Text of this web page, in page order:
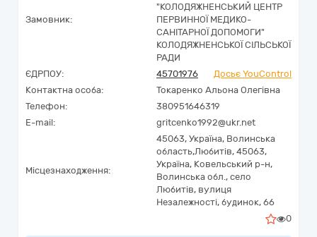
Замовник:
"КОЛОДЯЖНЕНСЬКИЙ ЦЕНТР
ПЕРВИННОЇ МЕДИКО-
САНІТАРНОЇ ДОПОМОГИ"
КОЛОДЯЖНЕНСЬКОЇ СІЛЬСЬКОЇ
РАДИ
ЄДРПОУ:
45701976
Досьє YouControl
Контактна особа:
Токаренко Альона Олегівна
Телефон:
380951646319
E-mail:
gritcenko1992@ukr.net
Місцезнаходження:
45063, Україна, Волинська
область,Любитів, 45063,
Україна, Ковельський р-н,
Волинська обл., село
Любитів, вулиця
Незалежності, будинок, 66
0